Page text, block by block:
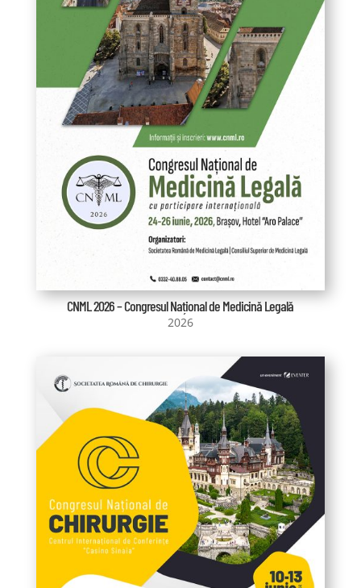
CNML 2026 – Congresul Național de Medicină Legală
2026